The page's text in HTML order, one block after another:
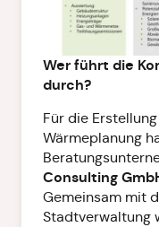
Wer führt die
durch?
Für die
Wärmeplanung
Consulting
Gemeinsam mit
Stadtverwaltung